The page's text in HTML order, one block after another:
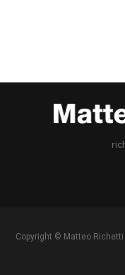
Copyright © Matteo